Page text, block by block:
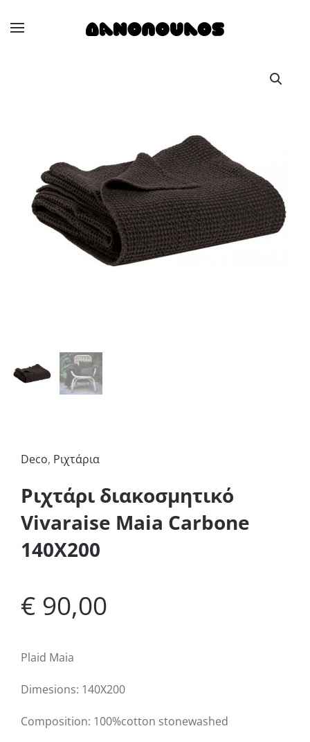
Skip to main content
Deco, Ριχτάρια
Ριχτάρι διακοσμητικό
Vivaraise Maia Carbone
140X200
€ 90,00
Plaid Maia
Dimesions: 140X200
Composition: 100%cotton stonewashed